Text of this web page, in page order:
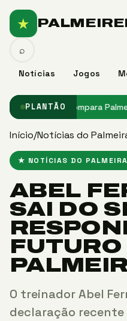
★
Notícias Jogos
⌕
PLANTÃO
★ PVC compara
Início/Notícias do
★ NOTÍCIAS DO
ABEL
SAI DO
FUTURO
O treinador Abel
declaração